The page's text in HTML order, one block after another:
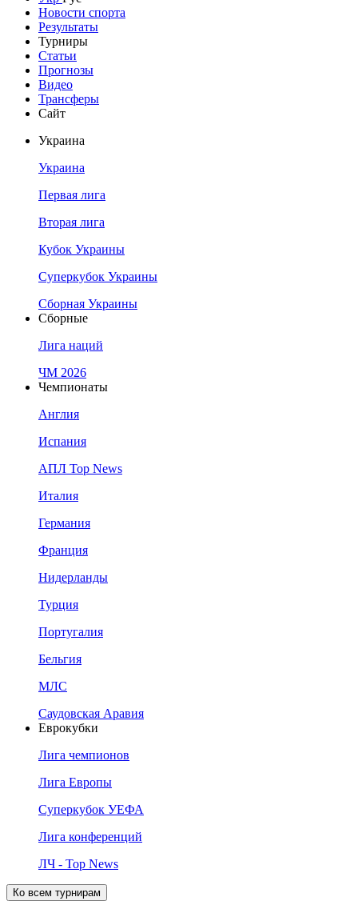
Новости спорта
Результаты
Турниры
Статьи
Прогнозы
Видео
Трансферы
Сайт
Украина
Украина
Первая лига
Вторая лига
Кубок Украины
Суперкубок Украины
Сборная Украины
Сборные
Лига наций
ЧМ 2026
Чемпионаты
Англия
Испания
АПЛ Top News
Италия
Германия
Франция
Нидерланды
Турция
Португалия
Бельгия
МЛС
Саудовская Аравия
Еврокубки
Лига чемпионов
Лига Европы
Суперкубок УЕФА
Лига конференций
ЛЧ - Top News
Ко всем турнирам